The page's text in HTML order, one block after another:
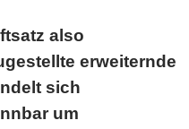
also
erweiternde
sich
um